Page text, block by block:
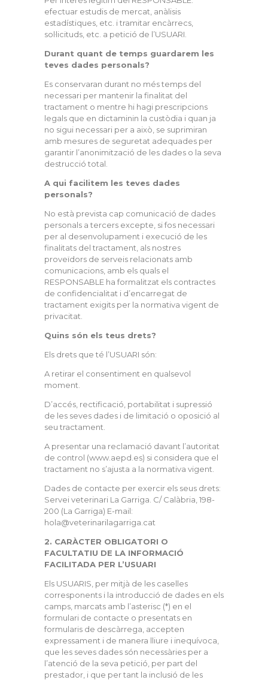
efectuar estudis de mercat, anàlisis
estadístiques, etc. i tramitar encàrrecs,
sol·licituds, etc. a petició de l’USUARI.
Durant quant de temps guardarem les
teves dades personals?
Es conservaran durant no més temps del
necessari per mantenir la finalitat del
tractament o mentre hi hagi prescripcions
legals que en dictaminin la custòdia i quan ja
no sigui necessari per a això, se suprimiran
amb mesures de seguretat adequades per
garantir l’anonimització de les dades o la seva
destrucció total.
A qui facilitem les teves dades
personals?
No està prevista cap comunicació de dades
personals a tercers excepte, si fos necessari
per al desenvolupament i execució de les
finalitats del tractament, als nostres
proveïdors de serveis relacionats amb
comunicacions, amb els quals el
RESPONSABLE ha formalitzat els contractes
de confidencialitat i d’encarregat de
tractament exigits per la normativa vigent de
privacitat.
Quins són els teus drets?
Els drets que té l’USUARI són:
A retirar el consentiment en qualsevol
moment.
D’accés, rectificació, portabilitat i supressió
de les seves dades i de limitació o oposició al
seu tractament.
A presentar una reclamació davant l’autoritat
de control (www.aepd.es) si considera que el
tractament no s’ajusta a la normativa vigent.
Dades de contacte per exercir els seus drets:
Servei veterinari La Garriga. C/ Calàbria, 198-
200 (La Garriga) E-mail:
hola@veterinarilagarriga.cat
2. CARÀCTER OBLIGATORI O
FACULTATIU DE LA INFORMACIÓ
FACILITADA PER L’USUARI
Els USUARIS, per mitjà de les caselles
corresponents i la introducció de dades en els
camps, marcats amb l’asterisc (*) en el
formulari de contacte o presentats en
formularis de descàrrega, accepten
expressament i de manera lliure i inequívoca,
que les seves dades són necessàries per a
l’atenció de la seva petició, per part del
prestador, i que per tant la inclusió de les